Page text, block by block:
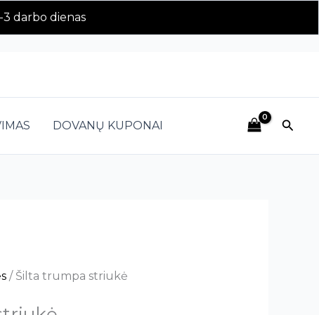
dienas
DOVANŲ KUPONAI
/ Šilta trumpa striukė